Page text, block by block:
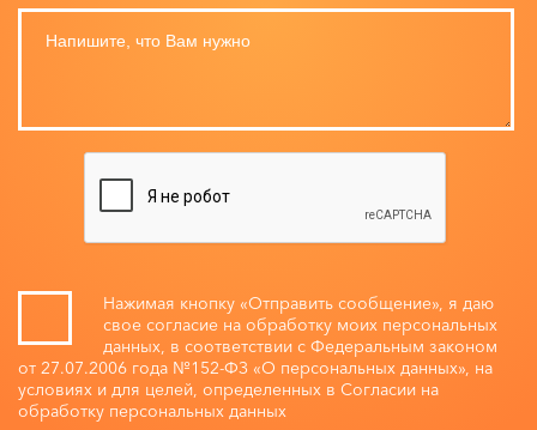
Нажимая кнопку «Отправить сообщение», я даю
свое согласие на обработку моих персональных
данных, в соответствии с Федеральным законом
от 27.07.2006 года №152-ФЗ «О персональных данных», на
условиях и для целей, определенных в Согласии на
обработку персональных данных